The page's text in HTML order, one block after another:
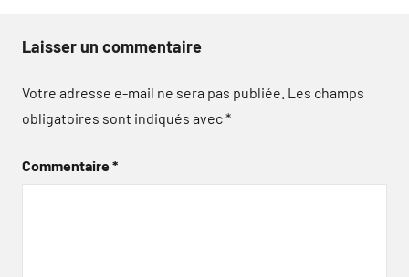
Laisser un commentaire
Votre adresse e-mail ne sera pas publiée. Les champs
obligatoires sont indiqués avec*
Commentaire*